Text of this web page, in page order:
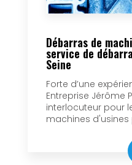
Débarras de
service de
Seine
Forte d’une
Entreprise Jérôme
interlocuteur pour
machines d'usines